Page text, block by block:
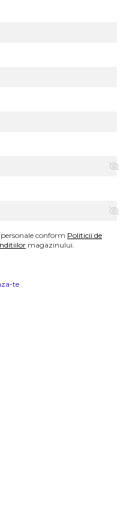
conform Politicii de
magazinului.
te